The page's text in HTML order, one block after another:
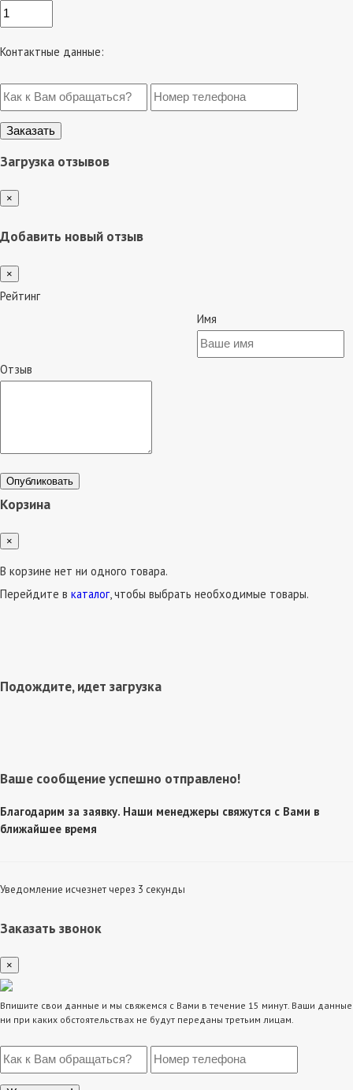
Контактные данные:
Загрузка отзывов
×
Добавить новый отзыв
×
Рейтинг
Имя
Отзыв
Опубликовать
Корзина
×
В корзине нет ни одного товара.
Перейдите в каталог, чтобы выбрать необходимые товары.
Подождите, идет загрузка
Ваше сообщение успешно отправлено!
Благодарим за заявку. Наши менеджеры свяжутся с Вами в
ближайшее время
Уведомление исчезнет через 3 секунды
Заказать звонок
×
Впишите свои данные и мы свяжемся с Вами в течение 15 минут. Ваши данные
ни при каких обстоятельствах не будут переданы третьим лицам.